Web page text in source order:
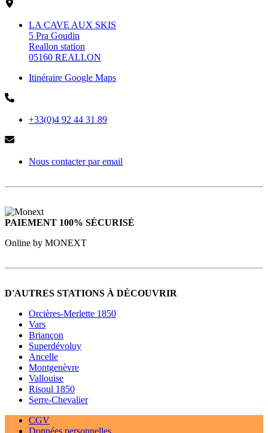
LA CAVE AUX SKIS
5 Pra Goudin
Reallon station
05160 REALLON
Itinéraire Google Maps
+33(0)4 92 44 31 89
Nous contacter par email
PAIEMENT 100% SÉCURISÉ
Online by MONEXT
D'AUTRES STATIONS À DÉCOUVRIR
Orcières-Merlette 1850
Vars
Briançon
Superdévoluy
Ancelle
Montgenèvre
Vallouise
Risoul 1850
Serre-Chevalier
CGV
Données personnelles